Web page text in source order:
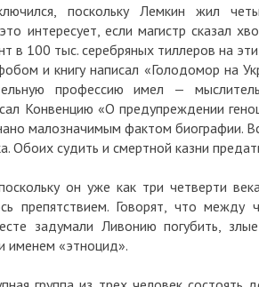
поскольку Лемкин жил
интересует, если магистр сказал
в 100 тыс. серебряных тиллеров на
и книгу написал «Голодомор на
профессию имел —
Конвенцию «О предупреждении
малозначимым фактом биографии.
Обоих судить и смертной казни
он уже как три четверти
препятствием. Говорят, что между
задумали Ливонию погубить,
именем «этноцид».